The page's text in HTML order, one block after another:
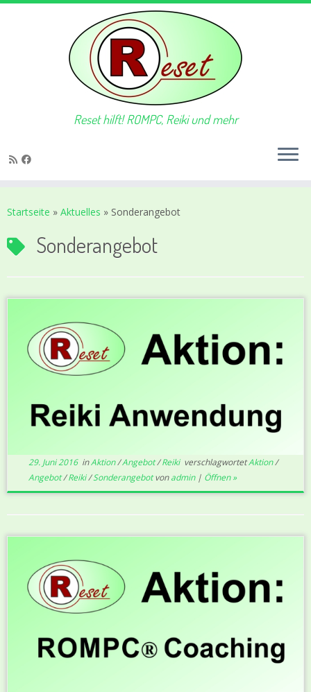
Inhalt
Reset hilft! ROMPC, Reiki und mehr
Startseite » Aktuelles » Sonderangebot
Sonderangebot
29. Juni 2016inAktion/Angebot/Reiki verschlagwortetAktion/
Angebot/Reiki/Sonderangebotvonadmin| Öffnen »